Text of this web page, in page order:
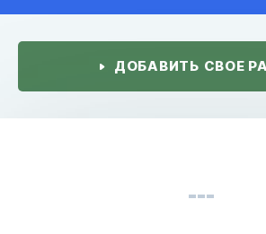
ДОБАВИТЬ СВОЕ